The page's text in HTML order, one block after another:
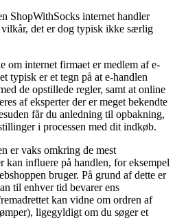
ShopWithSocks internet handler
vilkår, det er dog typisk ikke særlig
om internet firmaet er medlem af e-
typisk er et tegn på at e-handlen
de opstillede regler, samt at online
af eksperter der er meget bekendte
får du anledning til opbakning,
i processen med dit indkøb.
er vaks omkring de mest
kan influere på handlen, for eksempel
bruger. På grund af dette er
til enhver tid bevarer ens
kan vidne om ordren af
ligegyldigt om du søger et